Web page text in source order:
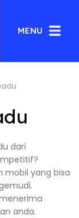
MENU
dari
mobil yang bisa
anda.